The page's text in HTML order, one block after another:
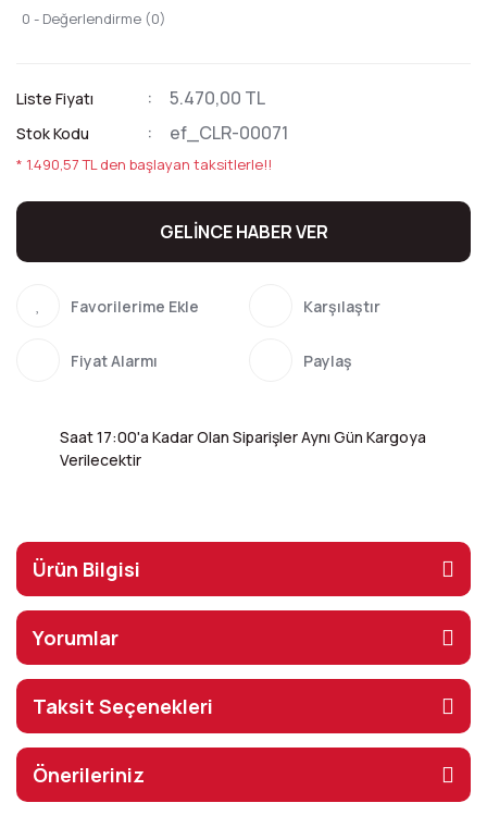
0 - Değerlendirme (0)
Liste Fiyatı 5.470,00 TL
Stok Kodu ef_CLR-00071
* 1.490,57 TL den başlayan taksitlerle!!
GELİNCE HABER VER
Karşılaştır
Fiyat Alarmı Paylaş
Saat 17:00'a Kadar Olan Siparişler Aynı Gün Kargoya
Verilecektir
Ürün Bilgisi
Yorumlar
Taksit Seçenekleri
Önerileriniz